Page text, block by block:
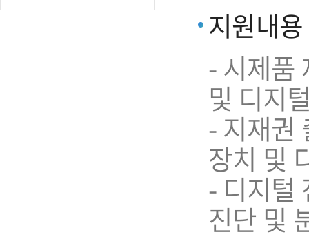
지원내용
- 시제품
및 디지
- 지재권
장치 및
- 디지털
진단 및